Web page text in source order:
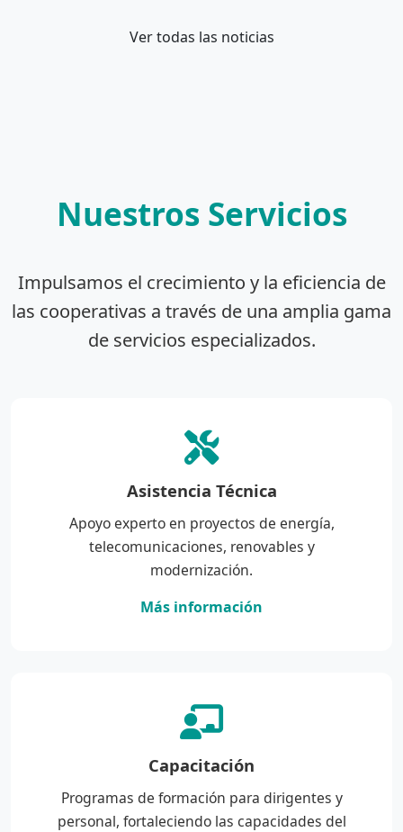
Ver todas las noticias
Nuestros Servicios
Impulsamos el crecimiento y la eficiencia de
las cooperativas a través de una amplia gama
de servicios especializados.
Asistencia Técnica
Apoyo experto en proyectos de energía,
telecomunicaciones, renovables y
modernización.
Más información
Capacitación
Programas de formación para dirigentes y
personal, fortaleciendo las capacidades del